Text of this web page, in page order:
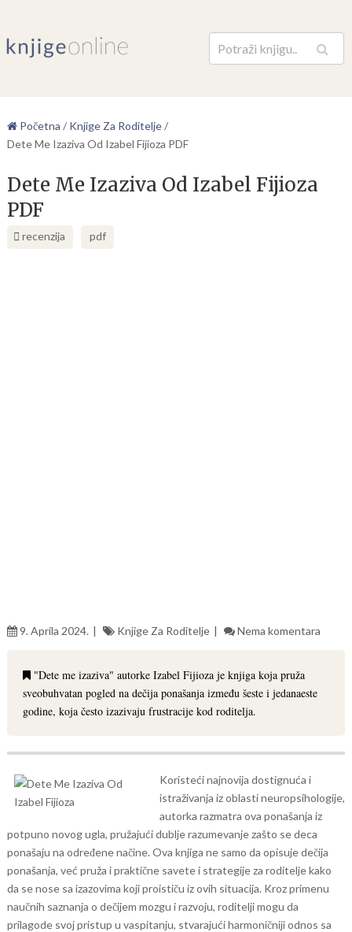
Pretraga
Početna / Knjige Za Roditelje/
Dete Me Izaziva Od Izabel Fijioza PDF
Dete Me Izaziva Od Izabel Fijioza
PDF
recenzija pdf
9. Aprila 2024. Knjige Za Roditelje Nema komentara
"Dete me izaziva" autorke Izabel Fijioza je knjiga koja pruža
sveobuhvatan pogled na dečija ponašanja između šeste i jedanaeste
godine, koja često izazivaju frustracije kod roditelja.
Koristeći najnovija dostignuća i
istraživanja iz oblasti neuropsihologije,
autorka razmatra ova ponašanja iz
potpuno novog ugla, pružajući dublje razumevanje zašto se deca
ponašaju na određene načine. Ova knjiga ne samo da opisuje dečija
ponašanja, već pruža i praktične savete i strategije za roditelje kako
da se nose sa izazovima koji proističu iz ovih situacija. Kroz primenu
naučnih saznanja o dečijem mozgu i razvoju, roditelji mogu da
prilagode svoj pristup u vaspitanju, stvarajući harmoničniji odnos sa